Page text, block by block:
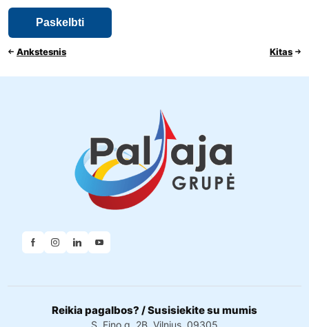
Ankstesnis Kitas
Reikia pagalbos? / Susisiekite su mumis
S. Fino g. 2B, Vilnius, 09305